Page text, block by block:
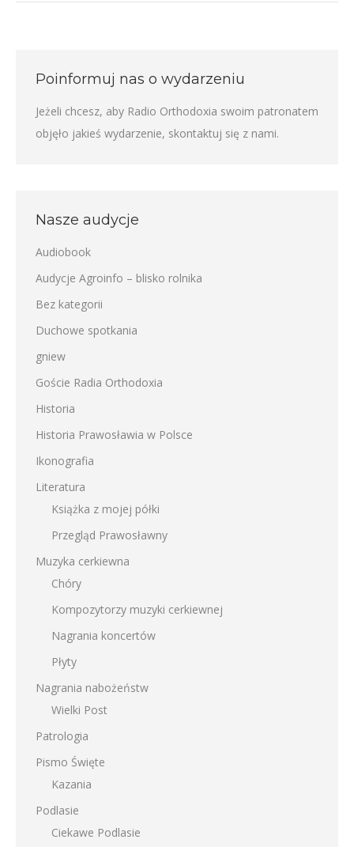
Poinformuj nas o wydarzeniu
Jeżeli chcesz, aby Radio Orthodoxia swoim patronatem
objęło jakieś wydarzenie, skontaktuj się z nami.
Nasze audycje
Audiobook
Audycje Agroinfo – blisko rolnika
Bez kategorii
Duchowe spotkania
gniew
Goście Radia Orthodoxia
Historia
Historia Prawosławia w Polsce
Ikonografia
Literatura
Książka z mojej półki
Przegląd Prawosławny
Muzyka cerkiewna
Chóry
Kompozytorzy muzyki cerkiewnej
Nagrania koncertów
Płyty
Nagrania nabożeństw
Wielki Post
Patrologia
Pismo Święte
Kazania
Podlasie
Ciekawe Podlasie